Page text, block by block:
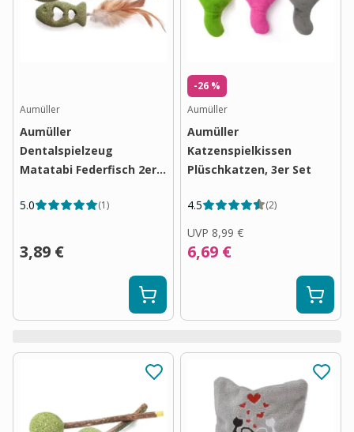
Aumüller
Aumüller
Dentalspielzeug
Matatabi Federfisch 2er
5.0
(1)
3,89 €
-26 %
Aumüller
Aumüller
Katzenspielkissen
Plüschkatzen, 3er Set
4.5 (2)
UVP 8,99 €
6,69 €